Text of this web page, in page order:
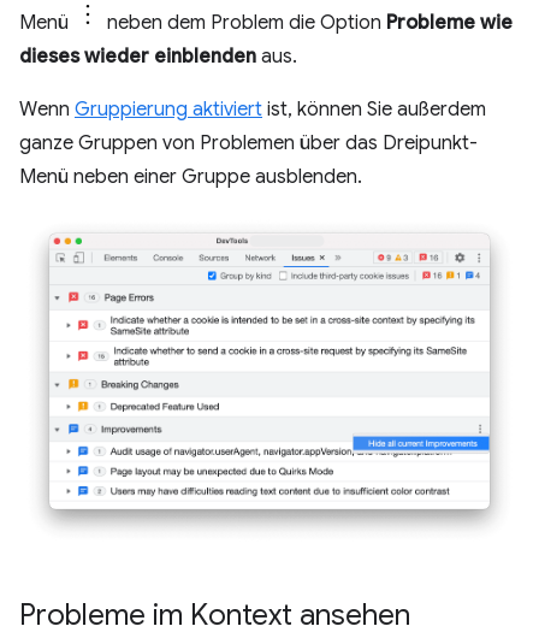
Menü
neben dem Problem die Option Probleme wie
dieses wieder einblenden aus.
Wenn Gruppierung aktiviert ist, können Sie außerdem
ganze Gruppen von Problemen über das Dreipunkt-
Menü neben einer Gruppe ausblenden.
Probleme im Kontext ansehen